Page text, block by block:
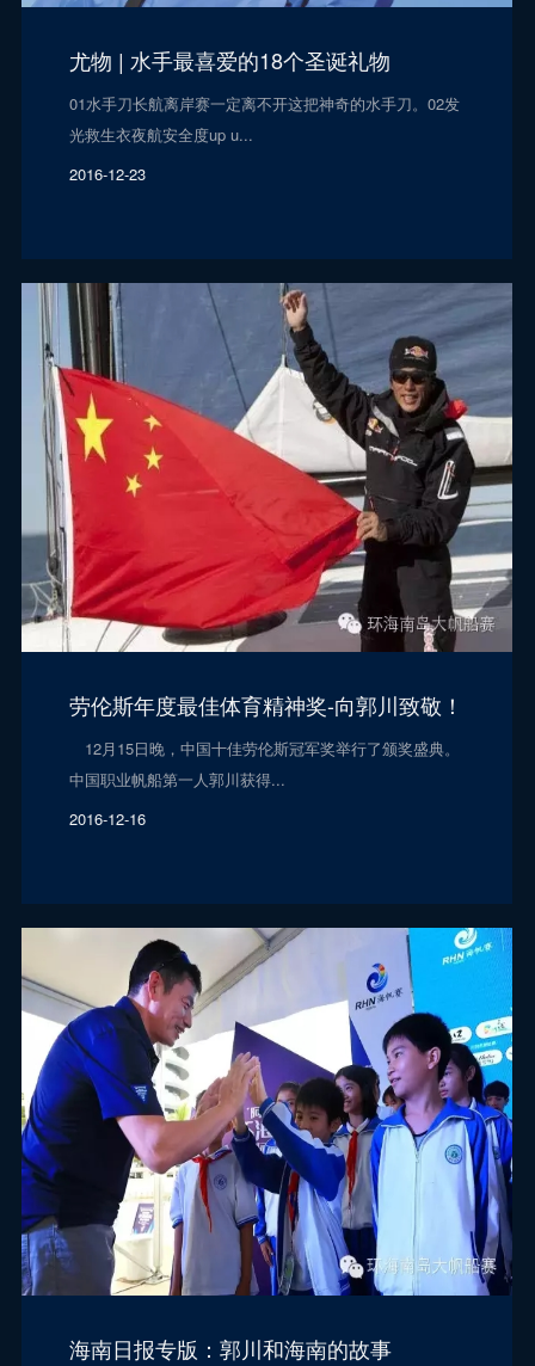
尤物 | 水手最喜爱的18个圣诞礼物
01水手刀长航离岸赛一定离不开这把神奇的水手刀。02发
光救生衣夜航安全度up u...
2016-12-23
劳伦斯年度最佳体育精神奖-向郭川致敬！
12月15日晚，中国十佳劳伦斯冠军奖举行了颁奖盛典。
中国职业帆船第一人郭川获得...
2016-12-16
海南日报专版：郭川和海南的故事